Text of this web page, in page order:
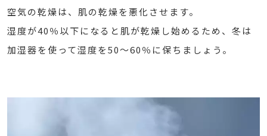
空気の乾燥は、肌の乾燥を悪化させます。
湿度が40％以下になると肌が乾燥し始めるため、冬は
加湿器を使って湿度を50〜60％に保ちましょう。